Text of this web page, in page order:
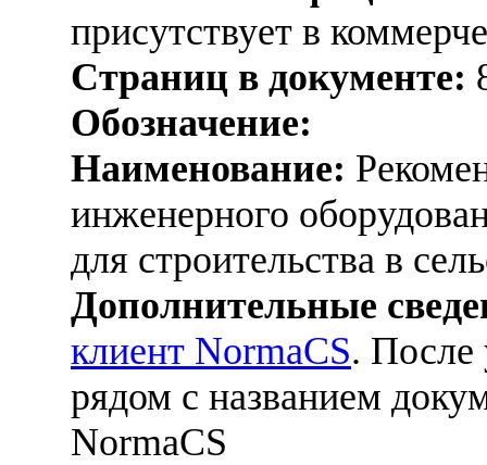
присутствует в
Страниц в документе:
Обозначение:
Наименование:
инженерного
для строительства в
Дополнительные
клиент NormaCS. После
рядом с названием
NormaCS